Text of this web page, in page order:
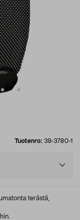
Tuotenro: 39-3780-1
terästä,